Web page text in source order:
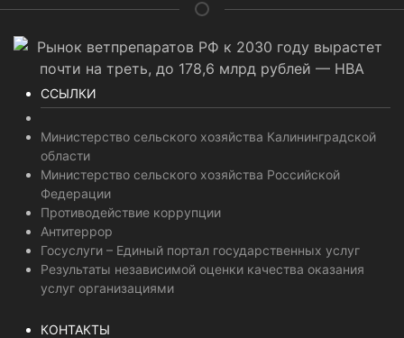
ССЫЛКИ
Министерство сельского хозяйства Калининградской
области
Министерство сельского хозяйства Российской
Федерации
Противодействие коррупции
Антитеррор
Госуслуги – Единый портал государственных услуг
Результаты независимой оценки качества оказания
услуг организациями
КОНТАКТЫ